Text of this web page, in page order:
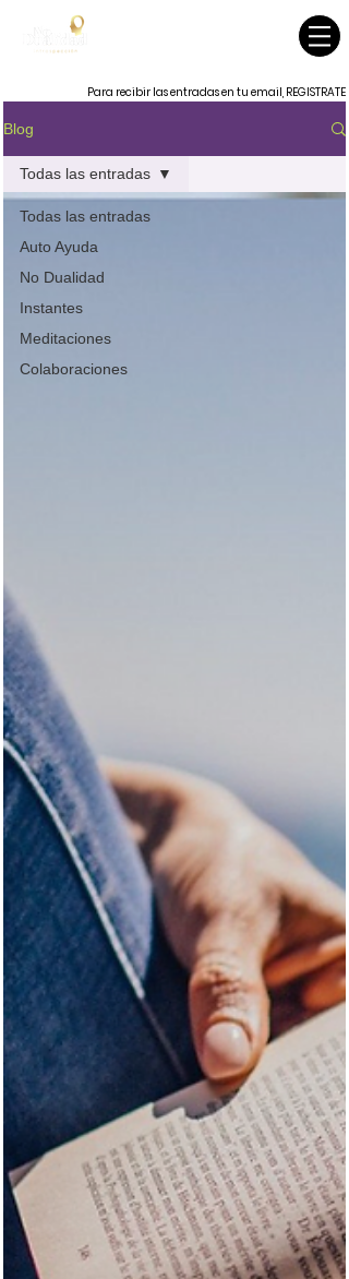
Para recibir las entradas en tu email, REGISTRATE
Blog
Todas las entradas
Auto Ayuda
No Dualidad
Instantes
Meditaciones
Colaboraciones
Todas las entradas